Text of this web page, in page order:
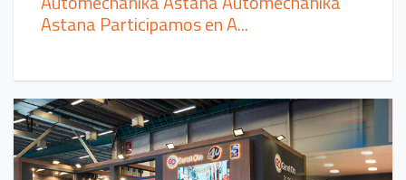
Astana Participamos en A...